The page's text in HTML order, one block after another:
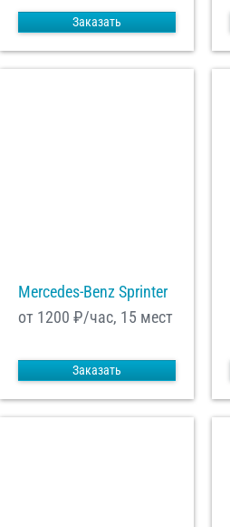
Заказать
Mercedes-Benz Sprinter
от 1200 ₽/час, 15 мест
Заказать